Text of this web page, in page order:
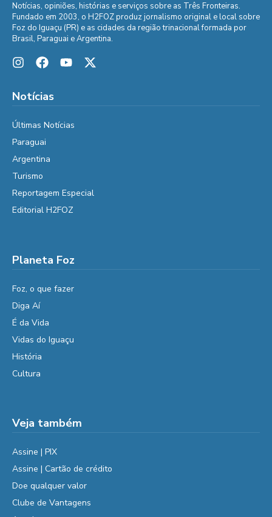
Notícias, opiniões, histórias e serviços sobre as Três Fronteiras.
Fundado em 2003, o H2FOZ produz jornalismo original e local sobre
Foz do Iguaçu (PR) e as cidades da região trinacional formada por
Brasil, Paraguai e Argentina.
Notícias
Últimas Notícias
Paraguai
Argentina
Turismo
Reportagem Especial
Editorial H2FOZ
Planeta Foz
Foz, o que fazer
Diga Aí
É da Vida
Vidas do Iguaçu
História
Cultura
Veja também
Assine | PIX
Assine | Cartão de crédito
Doe qualquer valor
Clube de Vantagens